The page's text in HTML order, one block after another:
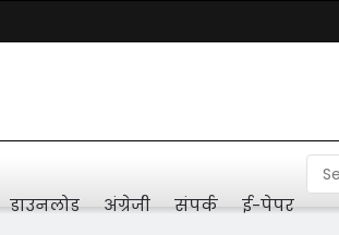
डाउनलोड अंग्रेजी संपर्क ई-पेपर